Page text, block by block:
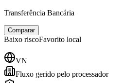
Transferência Bancária
Comparar
Baixo riscoFavorito local
VN
Fluxo gerido pelo processador